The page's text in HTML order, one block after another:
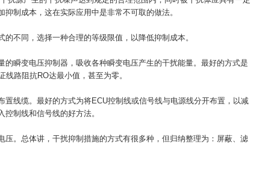
制成本，这在实际应用中是非常不可取的做法。
不同，选择一种合理的等级限值，以降低抑制成本。
瞬变电压抑制器，吸收各种瞬变电压产生的干扰能量。最好的方式是
路阻抗RO达最小值，甚至为零。
线缆。最好的方式为将ECU控制线或信号线与电源线分开布置，以减
制线和信号线的好方法。
。总体讲，干扰抑制措施的方式有很多种，但归纳整理为：屏蔽、滤